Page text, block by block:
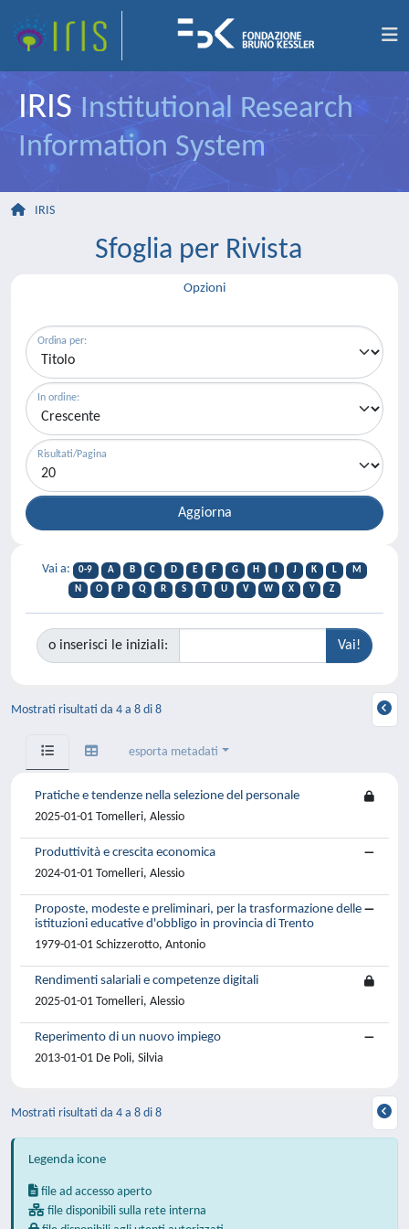
IRIS Institutional Research
Information System
IRIS
Sfoglia per Rivista
Opzioni
Ordina per:
In ordine:
Risultati/Pagina
Vai a: 0-9 A B C D E F G H J K L
M
N
O P Q R S T U V W X Y Z
o inserisci le iniziali:
Mostrati risultati da 4 a 8 di 8
esporta metadati
Pratiche e tendenze nella selezione del personale
2025-01-01 Tomelleri, Alessio
Produttività e crescita economica
2024-01-01 Tomelleri, Alessio
Proposte, modeste e preliminari, per la trasformazione delle
istituzioni educative d'obbligo in provincia di Trento
1979-01-01 Schizzerotto, Antonio
Rendimenti salariali e competenze digitali
2025-01-01 Tomelleri, Alessio
Reperimento di un nuovo impiego
2013-01-01 De Poli, Silvia
Mostrati risultati da 4 a 8 di 8
Legenda icone
file ad accesso aperto
file disponibili sulla rete interna